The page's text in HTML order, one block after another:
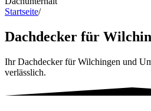
Startseite/Dachdecker für Wilchingen
Dachdecker für
Ihr Dachdecker für Wilchingen und
verlässlich.